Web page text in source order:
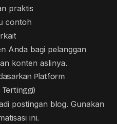
praktis
contoh
Anda bagi pelanggan
konten aslinya.
Platform
postingan blog. Gunakan
ini.